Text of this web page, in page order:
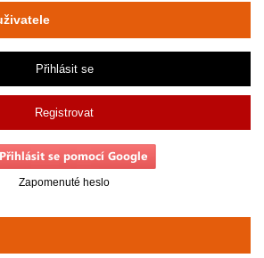
Přihlásit se
Registrovat
Zapomenuté heslo